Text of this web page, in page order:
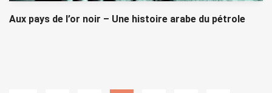
Aux pays de l’or noir – Une histoire arabe du pétrole